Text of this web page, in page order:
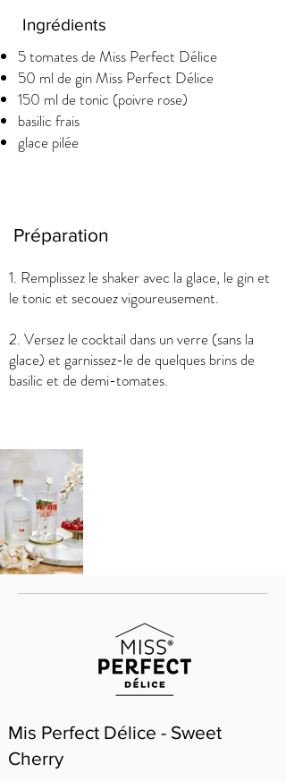
Ingrédients
5 tomates de Miss Perfect Délice
50 ml de gin Miss Perfect Délice
150 ml de tonic (poivre rose)
basilic frais
glace pilée
Préparation
1. Remplissez le shaker avec la glace, le gin et
le tonic et secouez vigoureusement.
2. Versez le cocktail dans un verre (sans la
glace) et garnissez-le de quelques brins de
basilic et de demi-tomates.
Mis Perfect Délice - Sweet
Cherry